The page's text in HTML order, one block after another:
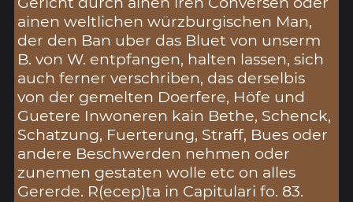
ainen weltlichen würzburgischen Man,
der den Ban uber das Bluet von unserm
B. von W. entpfangen, halten lassen, sich
auch ferner verschriben, das derselbis
von der gemelten Doerfere, Höfe und
Guetere Inwoneren kain Bethe, Schenck,
Schatzung, Fuerterung, Straff, Bues oder
andere Beschwerden nehmen oder
zunemen gestaten wolle etc on alles
Gererde. R(ecep)ta in Capitulari fo. 83.